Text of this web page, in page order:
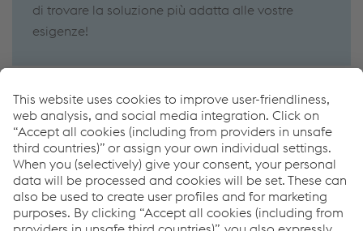
di trovare la soluzione più adatta alle vostre
esigenze!
Contattateci
Come possiamo aiutarvi?
Se avete domande o feedback, non esitate a contattarci.
Siamo felici di aiutarvi!